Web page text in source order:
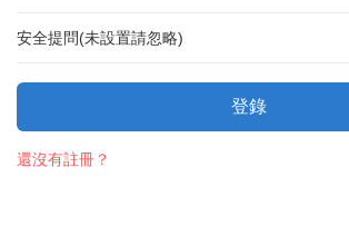
安全提問(未設置請忽略)
登錄
還沒有註冊？